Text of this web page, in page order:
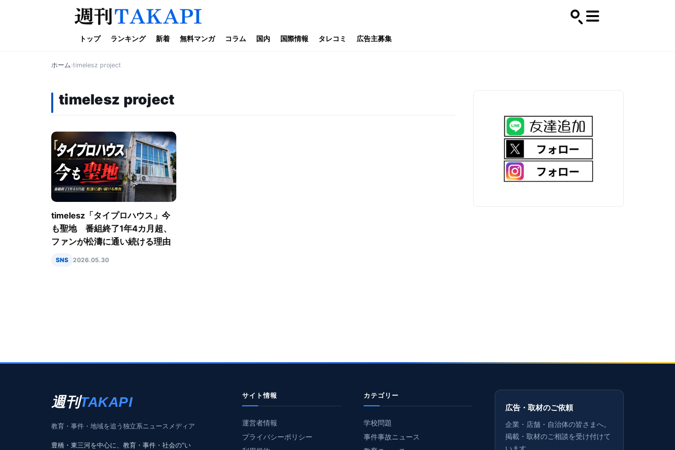
トップ ランキング 新着 無料マンガ コラム 国内 国際情報 タレコミ 広告主募集
ホーム timelesz project
timelesz project
timelesz「タイプロハウス」今
も聖地 番組終了1年4カ月超、
ファンが松濤に通い続ける理由
SNS 2026.05.30
週刊TAKAPI
教育・事件・地域を追う独立系ニュースメディア
豊橋・東三河を中心に、教育・事件・社会の“い
サイト情報
運営者情報
プライバシーポリシー
カテゴリー
学校問題
事件事故ニュース
広告・取材のご依頼
企業・店舗・自治体の皆さまへ。
掲載・取材のご相談を受け付けて
います。